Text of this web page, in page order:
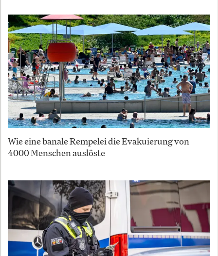
Wie eine banale Rempelei die Evakuierung von
4000 Menschen auslöste